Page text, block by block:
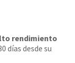
rendimiento
días desde su